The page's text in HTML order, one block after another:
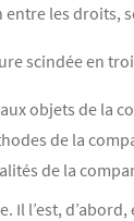
entre les droits,
scindée en
objets de la
de la
de la
Il l’est,